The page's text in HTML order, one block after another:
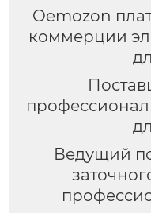
Oemozon
коммерции
Ведущий